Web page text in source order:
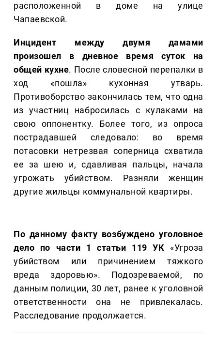
расположенной в доме на улице
Чапаевской.
Инцидент между двумя дамами
произошел в дневное время суток на
общей кухне. После словесной перепалки в
ход «пошла» кухонная утварь.
Противоборство закончилась тем, что одна
из участниц набросилась с кулаками на
свою оппонентку. Более того, из опроса
пострадавшей следовало: во время
потасовки нетрезвая соперница схватила
ее за шею и, сдавливая пальцы, начала
угрожать убийством. Разняли женщин
другие жильцы коммунальной квартиры.
По данному факту возбуждено уголовное
дело по части 1 статьи 119 УК «Угроза
убийством или причинением тяжкого
вреда здоровью». Подозреваемой, по
данным полиции, 30 лет, ранее к уголовной
ответственности она не привлекалась.
Расследование продолжается.